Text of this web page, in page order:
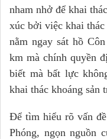
nham nhở để khai
xúc bởi việc khai
nằm ngay sát hồ
km mà chính quyền
biết mà bất lực
khai thác khoáng sản
Để tìm hiểu rõ vấn
Phóng, ngọn nguồn